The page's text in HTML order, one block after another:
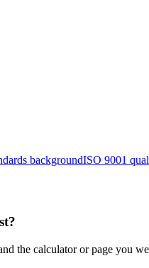
backgroundISO 9001
the calculator or page you